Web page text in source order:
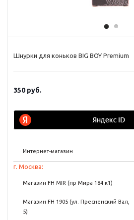
Шнурки для коньков BIG BOY Premium
350 руб.
Интернет-магазин
г. Москва:
Магазин FH MIR (пр Мира 184 к1)
Магазин FH 1905 (ул. Пресненский Вал,
5)